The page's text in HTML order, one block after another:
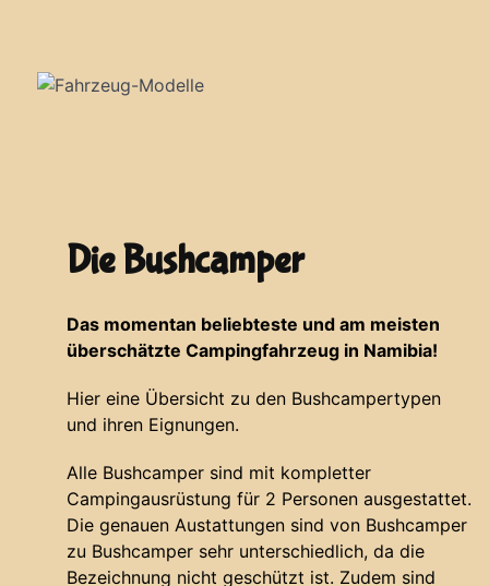
Die Bushcamper
Das momentan beliebteste und am meisten
überschätzte Campingfahrzeug in Namibia!
Hier eine Übersicht zu den Bushcampertypen
und ihren Eignungen.
Alle Bushcamper sind mit kompletter
Campingausrüstung für 2 Personen ausgestattet.
Die genauen Austattungen sind von Bushcamper
zu Bushcamper sehr unterschiedlich, da die
Bezeichnung nicht geschützt ist. Zudem sind